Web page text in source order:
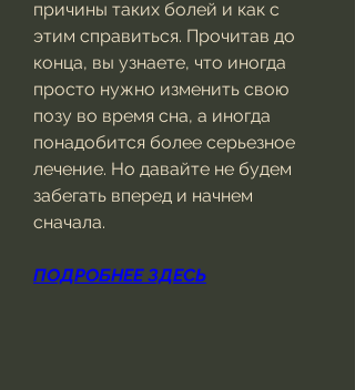
причины таких болей и как с
этим справиться. Прочитав до
конца, вы узнаете, что иногда
просто нужно изменить свою
позу во время сна, а иногда
понадобится более серьезное
лечение. Но давайте не будем
забегать вперед и начнем
сначала.
ПОДРОБНЕЕ ЗДЕСЬ